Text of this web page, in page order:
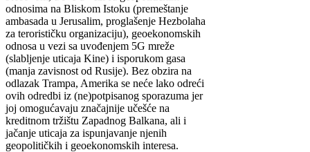
odnosima na Bliskom Istoku (premeštanje
ambasada u Jerusalim, proglašenje Hezbolaha
za terorističku organizaciju), geoekonomskih
odnosa u vezi sa uvođenjem 5G mreže
(slabljenje uticaja Kine) i isporukom gasa
(manja zavisnost od Rusije). Bez obzira na
odlazak Trampa, Amerika se neće lako odreći
ovih odredbi iz (ne)potpisanog sporazuma jer
joj omogućavaju značajnije učešće na
kreditnom tržištu Zapadnog Balkana, ali i
jačanje uticaja za ispunjavanje njenih
geopolitičkih i geoekonomskih interesa.